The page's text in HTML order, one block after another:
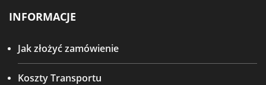
INFORMACJE
Jak złożyć zamówienie
Koszty Transportu